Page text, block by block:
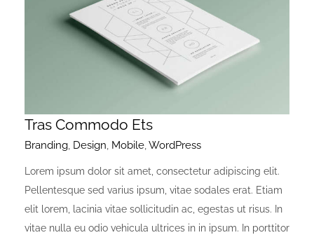
Tras Commodo Ets
Branding, Design, Mobile,WordPress
Lorem ipsum dolor sit amet, consectetur adipiscing elit.
Pellentesque sed varius ipsum, vitae sodales erat. Etiam
elit lorem, lacinia vitae sollicitudin ac, egestas ut risus. In
vitae nulla eu odio vehicula ultrices in in ipsum. In porttitor